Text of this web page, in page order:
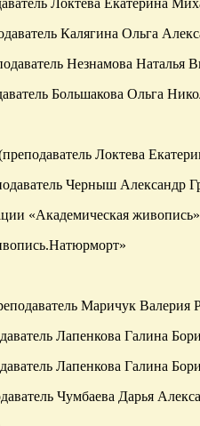
Локтева Екатерина
Калягина Ольга
Незнамова Наталья
Большакова Ольга
Локтева
Черныш Александр
«Академическая
Маричук Валерия
Лапенкова Галина
Лапенкова Галина
Чумбаева Дарья